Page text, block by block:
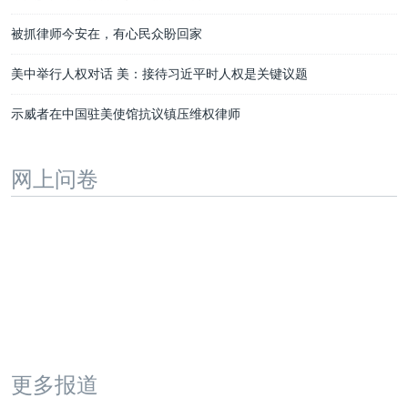
被抓律师今安在，有心民众盼回家
美中举行人权对话 美：接待习近平时人权是关键议题
示威者在中国驻美使馆抗议镇压维权律师
网上问卷
更多报道